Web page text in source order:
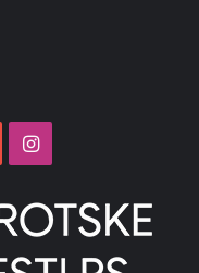
YouTubeInstagram